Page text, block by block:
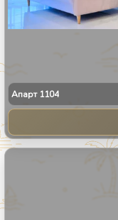
Апарт 1104